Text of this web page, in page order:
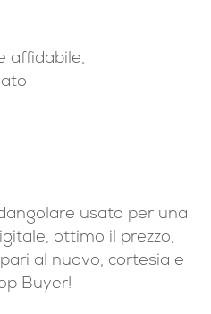
affidabile,
usato per una
ottimo il prezzo,
al nuovo, cortesia e
Buyer!